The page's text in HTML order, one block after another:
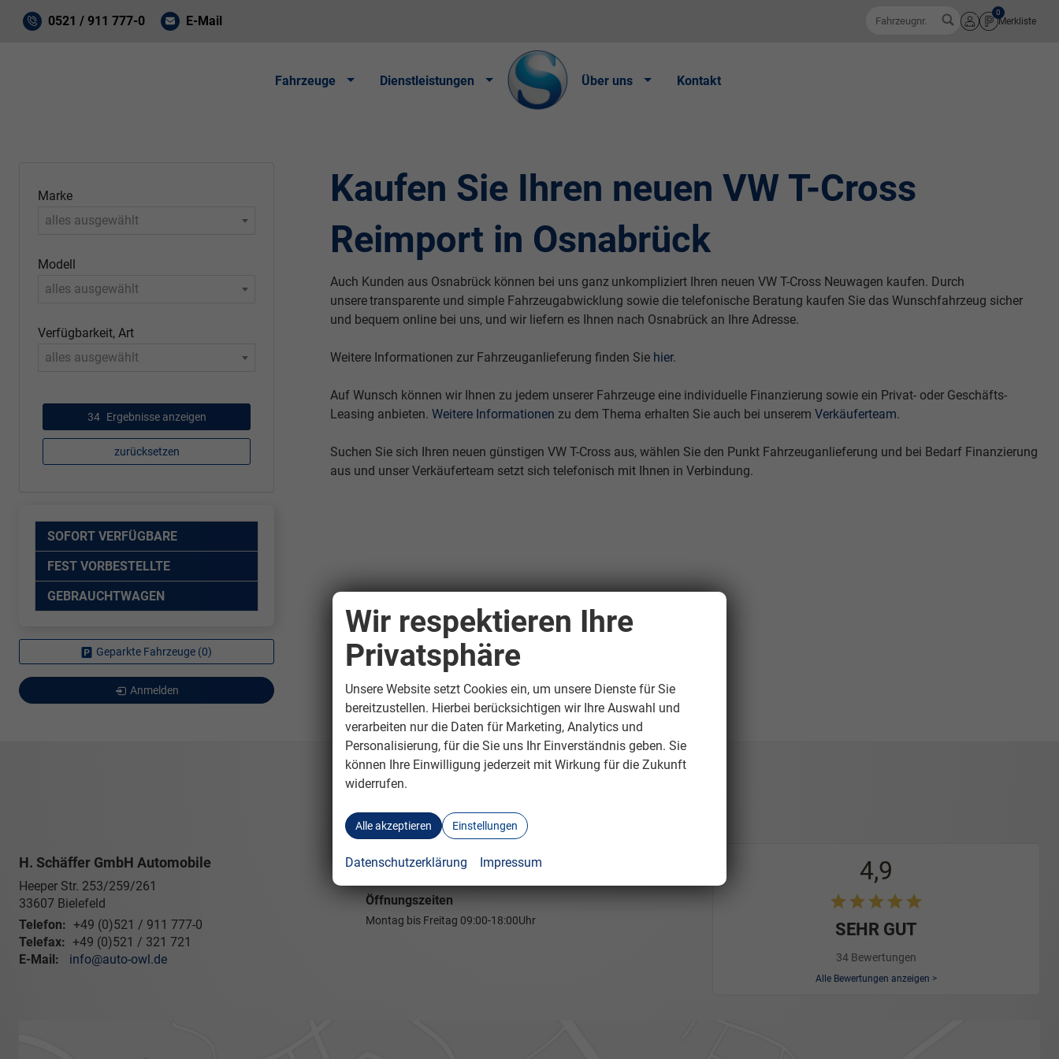
0521 / 911 777-0 E-Mail Fahrzeugnr.
Anmelden
Merkliste
0
Fahrzeuge Über uns
Dienstleistungen Kontakt
Kaufen Sie Ihren neuen VW T-Cross
Reimport in Osnabrück
Auch Kunden aus Osnabrück können bei uns ganz unkompliziert Ihren neuen VW T-Cross Neuwagen kaufen. Durch
unseretransparente und simple Fahrzeugabwicklung sowie die telefonische Beratung kaufen Sie das Wunschfahrzeug sicher
und bequem online bei uns, und wir liefern es Ihnen nach Osnabrück an Ihre Adresse.
Weitere Informationen zur Fahrzeuganlieferung finden Sie hier.
Auf Wunsch können wir Ihnen zu jedem unserer Fahrzeuge eine individuelle Finanzierung sowie ein Privat- oder Geschäfts-
Leasing anbieten.Weitere Informationen zu dem Thema erhalten Sie auch bei unseremVerkäuferteam.
Suchen Sie sich Ihren neuen günstigen VW T-Cross aus, wählen Sie den Punkt Fahrzeuganlieferung und bei Bedarf Finanzierung
aus und unser Verkäuferteam setzt sich telefonisch mit Ihnen in Verbindung.
Marke
alles ausgewählt
Modell
alles ausgewählt
Verfügbarkeit, Art
alles ausgewählt
34 Ergebnisse anzeigen
zurücksetzen
SOFORT VERFÜGBARE
FEST VORBESTELLTE
GEBRAUCHTWAGEN
Geparkte Fahrzeuge (0)
Anmelden
H. Schäffer GmbH Automobile
Heeper Str. 253/259/261
33607 Bielefeld
Telefon: +49 (0)521 / 911 777-0
Telefax: +49 (0)521 / 321 721
E-Mail:
info@auto-owl.de
Öffnungszeiten
Montag bis Freitag 09:00-18:00Uhr
4,9
SEHR GUT
34 Bewertungen
Alle Bewertungen anzeigen >
Wir respektieren Ihre
Privatsphäre
Unsere Website setzt Cookies ein, um unsere Dienste für Sie
bereitzustellen. Hierbei berücksichtigen wir Ihre Auswahl und
verarbeiten nur die Daten für Marketing, Analytics und
Personalisierung, für die Sie uns Ihr Einverständnis geben. Sie
können Ihre Einwilligung jederzeit mit Wirkung für die Zukunft
widerrufen.
Alle akzeptieren Einstellungen
Datenschutzerklärung Impressum